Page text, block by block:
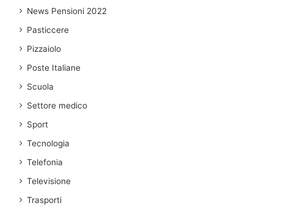
News Pensioni 2022
Pasticcere
Pizzaiolo
Poste Italiane
Scuola
Settore medico
Sport
Tecnologia
Telefonia
Televisione
Trasporti